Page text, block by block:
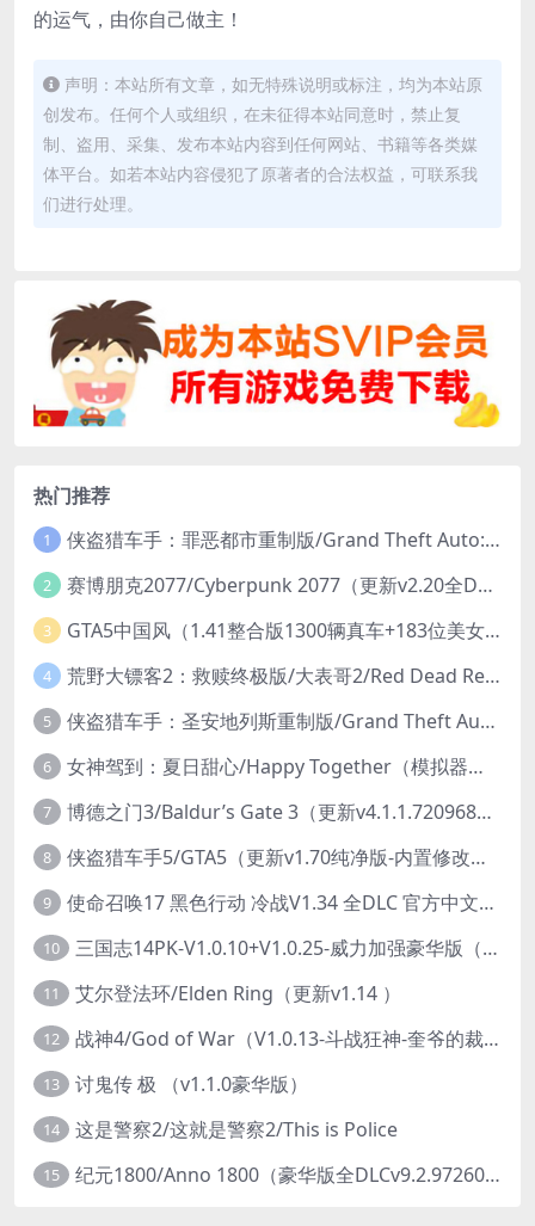
的运气，由你自己做主！
声明：本站所有文章，如无特殊说明或标注，均为本站原
创发布。任何个人或组织，在未征得本站同意时，禁止复
制、盗用、采集、发布本站内容到任何网站、书籍等各类媒
体平台。如若本站内容侵犯了原著者的合法权益，可联系我
们进行处理。
热门推荐
1 侠盗猎车手：罪恶都市重制版/Grand Theft Auto: Vice City – The Definitive Edition
2 赛博朋克2077/Cyberpunk 2077（更新v2.20全DLC）
3 GTA5中国风（1.41整合版1300辆真车+183位美女与英雄+200%存档）
4 荒野大镖客2：救赎终极版/大表哥2/Red Dead Redemption 2: Ultimate Edition（更新v1491.50终极版）
5 侠盗猎车手：圣安地列斯重制版/Grand Theft Auto: San Andreas – The Definitive Edition（更新v1.113.49697469）
6 女神驾到：夏日甜心/Happy Together（模拟器版-升级豪华终极珍藏版+全DLC）
7 博德之门3/Baldur’s Gate 3（更新v4.1.1.7209685）
8 侠盗猎车手5/GTA5（更新v1.70纯净版-内置修改器+通关存档）
9 使命召唤17 黑色行动 冷战V1.34 全DLC 官方中文版COD17
10 三国志14PK-V1.0.10+V1.0.25-威力加强豪华版（武将面容套装-全DLC+季票+特典+中文语音+编辑修改器）
11 艾尔登法环/Elden Ring（更新v1.14 ）
12 战神4/God of War（V1.0.13-斗战狂神-奎爷的裁决+全DLC）
13 讨鬼传 极 （v1.1.0豪华版）
14 这是警察2/这就是警察2/This is Police
15 纪元1800/Anno 1800（豪华版全DLCv9.2.972600）